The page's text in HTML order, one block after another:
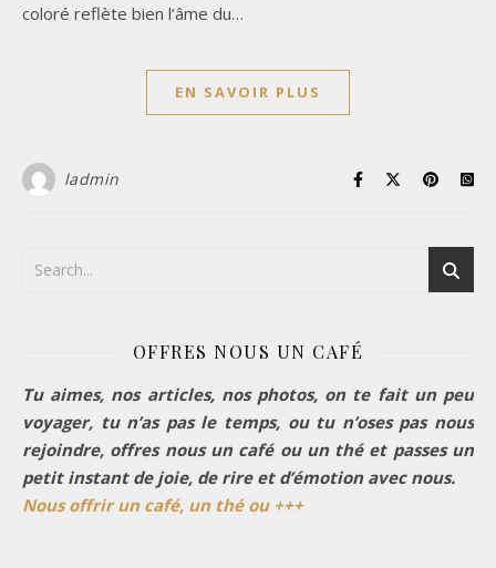
coloré reflète bien l’âme du…
EN SAVOIR PLUS
ladmin
OFFRES NOUS UN CAFÉ
Tu aimes, nos articles, nos photos, on te fait un peu
voyager, tu n’as pas le temps, ou tu n’oses pas nous
rejoindre, offres nous un café ou un thé et passes un
petit instant de joie, de rire et d’émotion avec nous.
Nous offrir un café, un thé ou +++